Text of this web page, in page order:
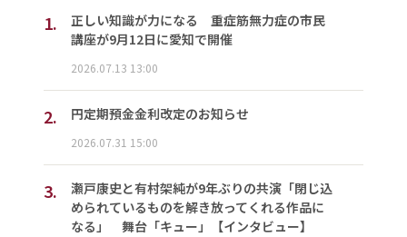
1.
正しい知識が力になる 重症筋無力症の市民
講座が9月12日に愛知で開催
2026.07.13 13:00
2. 円定期預金金利改定のお知らせ
2026.07.31 15:00
3.
瀬戸康史と有村架純が9年ぶりの共演「閉じ込
められているものを解き放ってくれる作品に
なる」 舞台「キュー」【インタビュー】